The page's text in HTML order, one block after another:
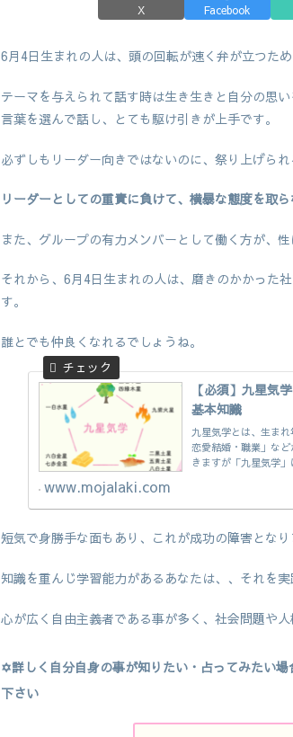
X Facebook
6月4日生まれの人は、頭の回転が速く弁が立つた
テーマを与えられて話す時は生き生きと自分の思
言葉を選んで話し、とても駆け引きが上手です。
必ずしもリーダー向きではないのに、祭り上げられ
リーダーとしての重責に負けて、横暴な態度を取ら
また、グループの有力メンバーとして働く方が、性
それから、6月4日生まれの人は、磨きのかかった
す。
誰とでも仲良くなれるでしょうね。
【必須】九星気
基本知識
九星気学とは、生ま
恋愛結婚・職業」な
きますが「九星気学
ごとに運勢は変化し
せん。また、生まれ
www.mojalaki.com
短気で身勝手な面もあり、これが成功の障害となり
知識を重んじ学習能力があるあなたは、、それを
心が広く自由主義者である事が多く、社会問題や人
✡詳しく自分自身の事が知りたい・占ってみたい場
下さい